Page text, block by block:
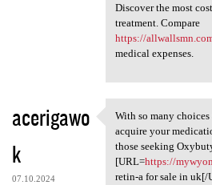
Discover the most
treatment. Compare
https://
medical expenses.
acerigawo
k
07.10.2024
With so many
With so many
acquire your
those seeking
[URL=https://
retin-a for sale in uk[/